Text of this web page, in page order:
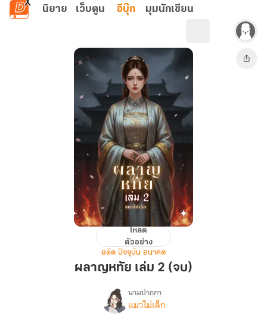
ข้ามไปยังเนื้อหาหลัก
นิยาย เว็บตูน อีบุ๊ก มุมนักเขียน
ผลาญ
เล่ม
โหลด
ตัวอย่าง
อดีต ปัจจุบัน อนาคต
ผลาญหทัย เล่ม 2 (จบ)
เรื่อง
นามปากกา
แมวไม่เล็ก